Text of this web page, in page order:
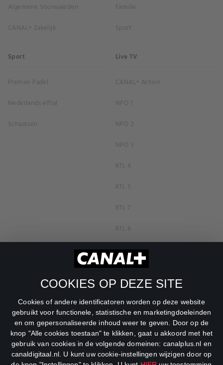
COOKIES OP DEZE SITE
Cookies of andere identificatoren worden op deze website
gebruikt voor functionele, statistische en marketingdoeleinden
en om gepersonaliseerde inhoud weer te geven. Door op de
knop "Alle cookies toestaan" te klikken, gaat u akkoord met het
gebruik van cookies in de volgende domeinen: canalplus.nl en
canaldigitaal.nl. U kunt uw cookie-instellingen wijzigen door op
Algemene Voorwaarden
CANAL+ Zakelijk
Familie
Sport
Sport
Premier Padel
Nederlands elftal
Schaatsen
Live TV
CANAL+ Action
NPO 1
NPO 2
NPO 3
RTL 4
RTL 5
RTL 7
RTL 8
RTL Z
SBS6
Net5
Veronica
DreamWorks Channel